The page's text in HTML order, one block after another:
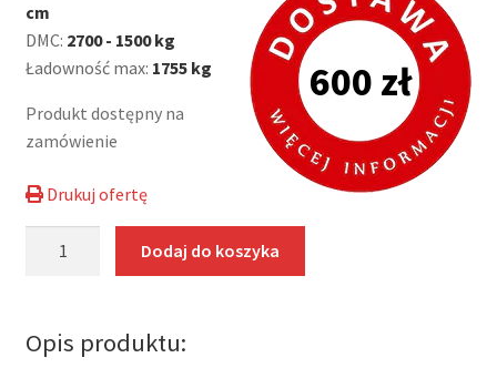
600 zł
cm
DMC: 2700 - 1500 kg
Ładowność max: 1755 kg
Produkt dostępny na
zamówienie
Drukuj ofertę
Tomplan
Dodaj do koszyka
Opis produktu: